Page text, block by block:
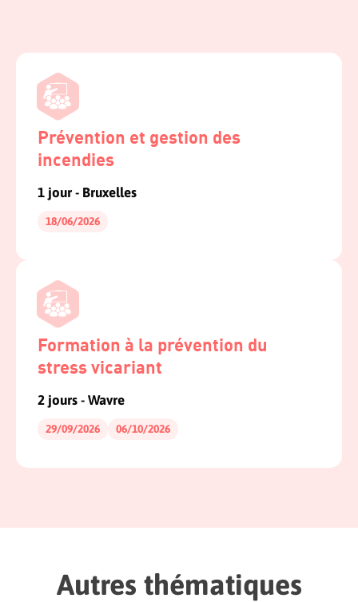
Prévention et gestion des
incendies
1 jour - Bruxelles
18/06/2026
Formation à la prévention du
stress vicariant
2 jours - Wavre
29/09/2026 06/10/2026
Autres thématiques